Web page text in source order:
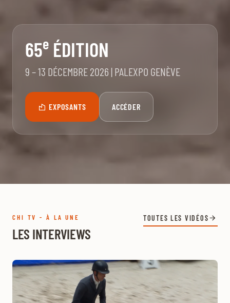
65e ÉDITION
9 – 13 DÉCEMBRE 2026 | PALEXPO GENÈVE
EXPOSANTS ACCÉDER
CHI TV - À LA UNE
LES INTERVIEWS
TOUTES LES VIDÉOS